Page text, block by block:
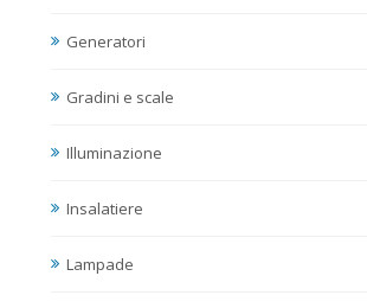
Generatori
Gradini e scale
Illuminazione
Insalatiere
Lampade